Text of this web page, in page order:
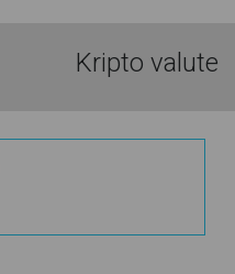
Kripto valute